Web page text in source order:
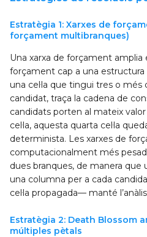
Estratègia 1: Xarxes de
forçament multibranques)
Una xarxa de forçament
forçament cap a una
una cel·la que tingui tres o més
candidat, traça la cadena de
candidats porten al mateix
cel·la, aquesta quarta cel·la
determinista. Les xarxes de
computacionalment més
dues branques, de manera
una columna per a cada
cel·la propagada— manté
Estratègia 2: Death Blossom
múltiples pètals